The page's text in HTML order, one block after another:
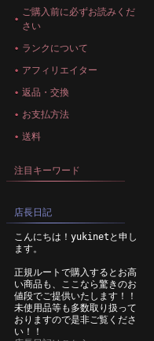
ご購入前に必ずお読みくだ
さい
ランクについて
アフィリエイター
返品・交換
お支払方法
送料
注目キーワード
店長日記
こんにちは！yukinetと申し
ます。
正規ルートで購入するとお高
い商品も、ここなら驚きのお
値段でご提供いたします！！
未使用品等も多数取り扱って
おりますので是非ご覧くださ
い！！